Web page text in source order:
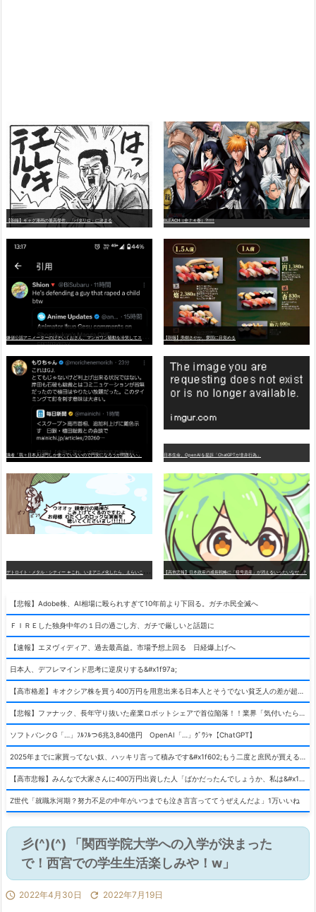
【朗報】ギャグ漫画の最高傑作、「パタリロ」に決まる BLEACH（全７４巻）?!!!!!
【朗報】美樹さやか、愛国に目覚める
識者「我々日本人は円しか使っていないので円安になろうが問題ない」 日本生命、OpenAIを提訴「ChatGPTが非弁行為」
【高市悲報】日本政府の成長戦略に「暗号資産」が消えるいったいなぜ…？
【悲報】Adobe株、AI相場に殴られすぎて10年前より下回る。ガチホ民全滅へ
ＦＩＲＥした独身中年の１日の過ごし方、ガチで厳しいと話題に
【速報】エヌヴィディア、過去最高益。市場予想上回る 日経爆上げへ
日本人、デフレマインド思考に逆戻りする&#x1f97a;
ソフトバンクG「…」ﾌﾙﾌﾙつ6兆3,840億円 OpenAI「…」ｸﾞﾜｼｬ【ChatGPT】
Z世代「就職氷河期？努力不足の中年がいつまでも泣き言言っててうぜえんだよ」1万いいね
彡(^)(^) 「関西学院大学への入学が決まった
で！西宮での学生生活楽しみや！w」
 2022年4月30日  2022年7月19日